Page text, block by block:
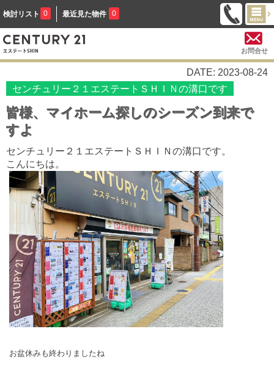
検討リスト 0 最近見た物件 0
お問合せ
DATE: 2023-08-24
センチュリー２１エステートＳＨＩＮの溝口です
皆様、マイホーム探しのシーズン到来で
すよ
センチュリー２１エステートＳＨＩＮの溝口です。
こんにちは。
お盆休みも終わりましたね